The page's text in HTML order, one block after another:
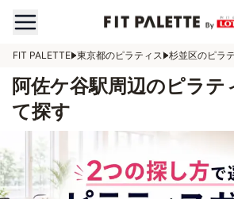
FIT PALETTE 東京都のピラティス 杉並区のピラ
阿佐ケ谷駅周辺のピラテ
て探す